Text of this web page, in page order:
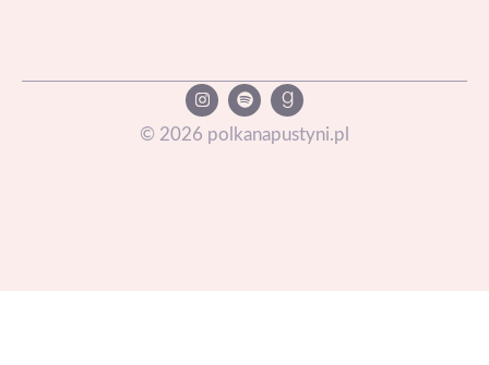
© 2026 polkanapustyni.pl